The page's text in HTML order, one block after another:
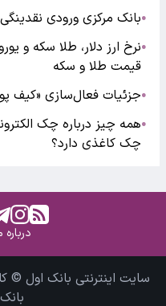
●بانک مرکزی ورودی
●
قیمت طلا و سکه
●جزئیات فعال‌سازی «کیف
●همه چیز درباره چک
چک کاغذی دارد؟
درباره
سایت اینترنتی بانک اول ©